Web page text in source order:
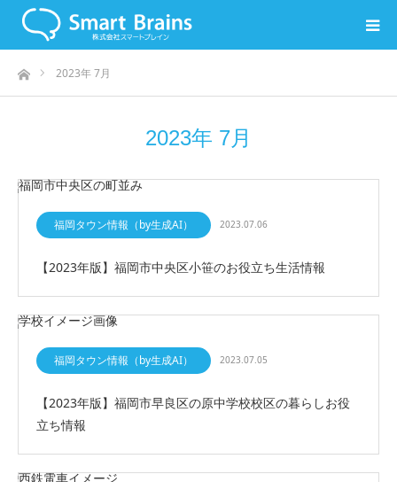
ホーム2023年 7月
2023年 7月
福岡タウン情報（by生成AI） 2023.07.06
【2023年版】福岡市中央区小笹のお役立ち生活情報
福岡タウン情報（by生成AI） 2023.07.05
【2023年版】福岡市早良区の原中学校校区の暮らしお役
立ち情報